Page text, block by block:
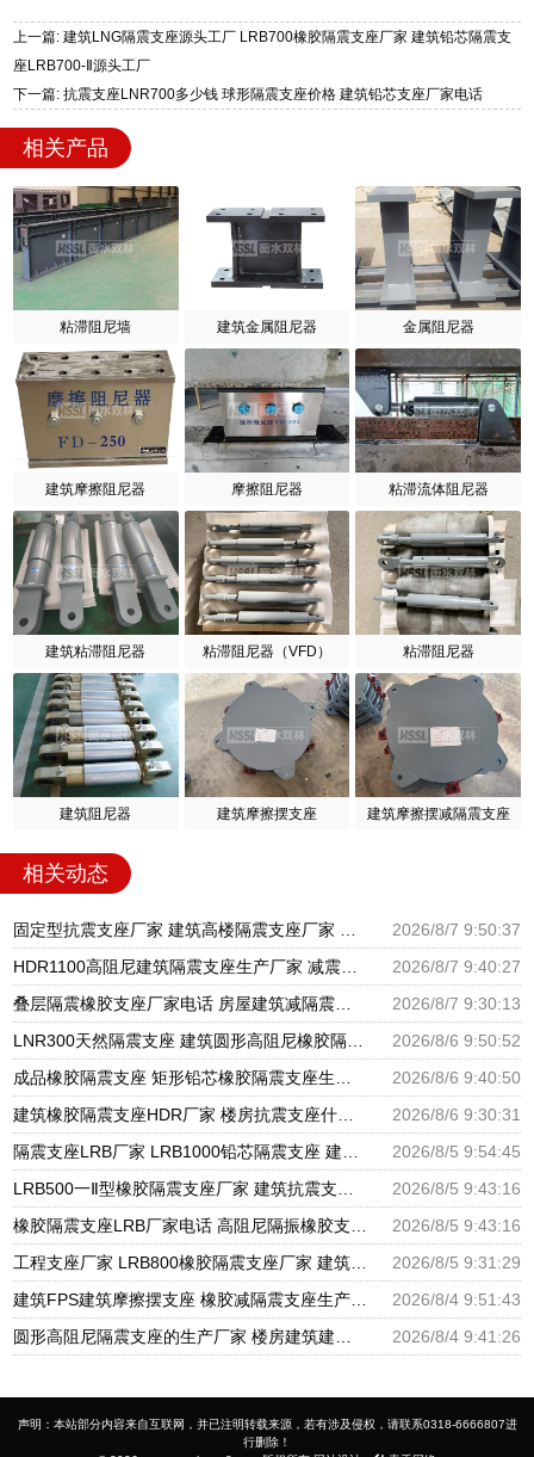
上一篇: 建筑LNG隔震支座源头工厂 LRB700橡胶隔震支座厂家 建筑铅芯隔震支
座LRB700-Ⅱ源头工厂
下一篇: 抗震支座LNR700多少钱 球形隔震支座价格 建筑铅芯支座厂家电话
相关产品
粘滞阻尼墙 建筑金属阻尼器 金属阻尼器
建筑摩擦阻尼器 摩擦阻尼器 粘滞流体阻尼器
建筑粘滞阻尼器 粘滞阻尼器（VFD） 粘滞阻尼器
建筑阻尼器 建筑摩擦摆支座 建筑摩擦摆减隔震支座
相关动态
2026/8/7 9:50:37
2026/8/7 9:40:27
2026/8/7 9:30:13
2026/8/6 9:50:52
2026/8/6 9:40:50
2026/8/6 9:30:31
2026/8/5 9:54:45
2026/8/5 9:43:16
2026/8/5 9:43:16
2026/8/5 9:31:29
2026/8/4 9:51:43
2026/8/4 9:41:26
声明：本站部分内容来自互联网，并已注明转载来源，若有涉及侵权，请联系0318-6666807进
行删除！